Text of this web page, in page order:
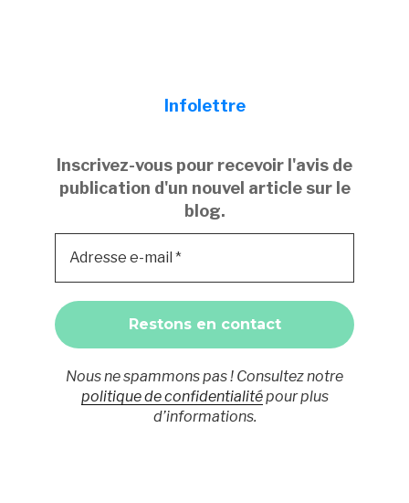
Infolettre
Inscrivez-vous pour recevoir l'avis de
publication d'un nouvel article sur le
blog.
Nous ne spammons pas ! Consultez notre
politique de confidentialitépour plus
d’informations.